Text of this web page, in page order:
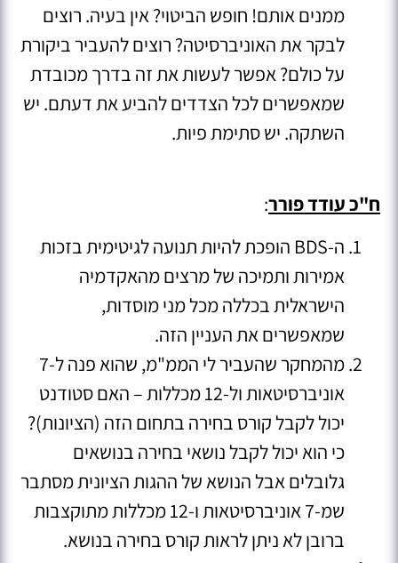
ממנים אותם! חופש הביטוי? אין בעיה. רוצים
לבקר את האוניברסיטה? רוצים להעביר ביקורת
על כולם? אפשר לעשות את זה בדרך מכובדת
שמאפשרים לכל הצדדים להביע את דעתם. יש
השתקה. יש סתימת פיות.
ח"כ עודד פורר:
ה-BDS הופכת להיות תנועה לגיטימית בזכות
אמירות ותמיכה של מרצים מהאקדמיה
הישראלית בכללה מכל מני מוסדות,
שמאפשרים את העניין הזה.
מהמחקר שהעביר לי הממ"מ, שהוא פנה ל-7
אוניברסיטאות ול-12 מכללות – האם סטודנט
יכול לקבל קורס בחירה בתחום הזה (הציונות)?
כי הוא יכול לקבל נושאי בחירה בנושאים
גלובלים אבל הנושא של ההגות הציונית מסתבר
שמ-7 אוניברסיטאות ו-12 מכללות מתוקצבות
ברובן לא ניתן לראות קורס בחירה בנושא.